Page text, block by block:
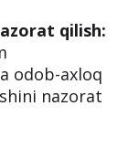
qilish:
odob-axloq
nazorat